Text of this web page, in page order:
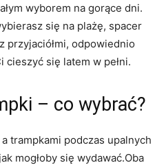
wyborem na gorące dni.
się na plażę, ‌spacer
przyjaciółmi, odpowiednio
się latem‍ w pełni.
– co wybrać?
‍trampkami podczas upalnych‍
mogłoby się wydawać.Oba